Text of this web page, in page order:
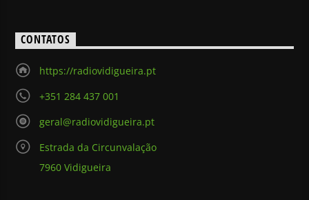
CONTATOS
https://radiovidigueira.pt
+351 284 437 001
geral@radiovidigueira.pt
Estrada da Circunvalação
7960 Vidigueira